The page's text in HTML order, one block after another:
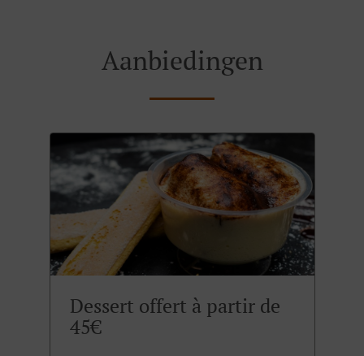
Aanbiedingen
Dessert offert à partir de
45€